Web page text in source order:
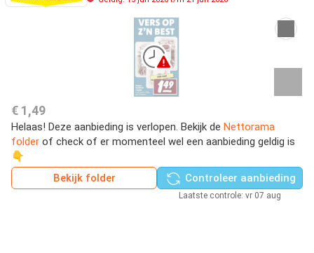
€ 1,49
Helaas! Deze aanbieding is verlopen. Bekijk de Nettorama
folder of check of er momenteel wel een aanbieding geldig is
👇
Bekijk folder
Controleer aanbieding
Laatste controle: vr 07 aug